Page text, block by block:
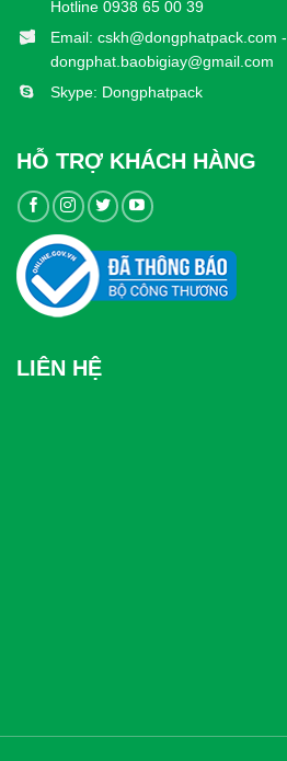
Hotline 0938 65 00 39
Email: cskh@dongphatpack.com -
dongphat.baobigiay@gmail.com
Skype: Dongphatpack
HỖ TRỢ KHÁCH HÀNG
LIÊN HỆ